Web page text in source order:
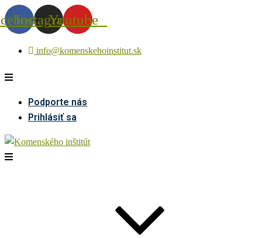
InstagramYoutube
info@komenskehoinstitut.sk
Podporte nás
Prihlásiť sa